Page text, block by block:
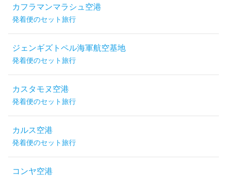
カフラマンマラシュ空港
発着便のセット旅行
ジェンギズトペル海軍航空基地
発着便のセット旅行
カスタモヌ空港
発着便のセット旅行
カルス空港
発着便のセット旅行
コンヤ空港